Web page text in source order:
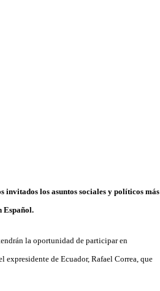
los asuntos sociales y políticos más
Español.
la oportunidad de participar en
expresidente de Ecuador, Rafael Correa, que